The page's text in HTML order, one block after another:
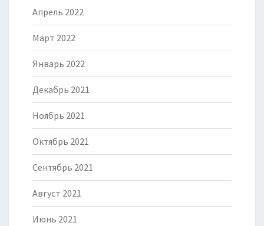
Апрель 2022
Март 2022
Январь 2022
Декабрь 2021
Ноябрь 2021
Октябрь 2021
Сентябрь 2021
Август 2021
Июнь 2021